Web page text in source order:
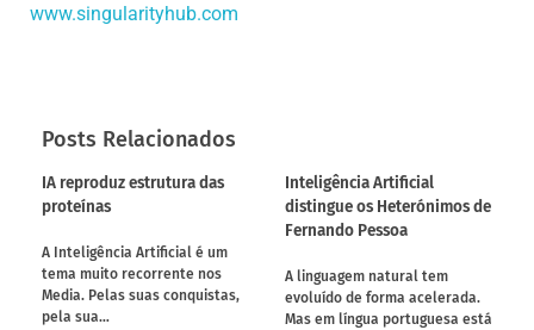
www.singularityhub.com
Posts Relacionados
IA reproduz estrutura das
proteínas
A Inteligência Artificial é um
tema muito recorrente nos
Media. Pelas suas conquistas,
pela sua…
Inteligência Artificial
distingue os Heterónimos de
Fernando Pessoa
A linguagem natural tem
evoluído de forma acelerada.
Mas em língua portuguesa está